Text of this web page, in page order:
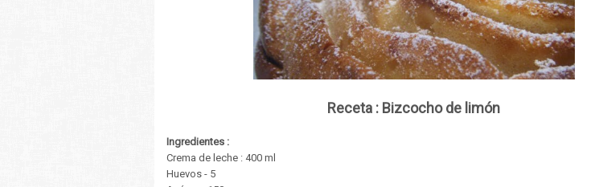
Receta : Bizcocho de limón
Ingredientes :
Crema de leche : 400 ml
Huevos - 5